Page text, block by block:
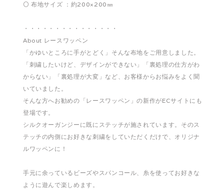
⚪️ 布地サイズ ：約200×200㎜
・・・・・・・・・・・・・・・
About レースワッペン
「かゆいところに手がとどく」そんな布地をご用意しました。
「刺繍したいけど、デザインができない」「裏処理の仕方がわ
からない」「裏処理が大変」など、お客様からお悩みをよく聞
いていました。
そんな方へお勧めの「レースワッペン」の新作がECサイトにも
登場です。
シルクオーガンジーに既にステッチが施されています。そのス
テッチの内側にお好きな刺繍をしていただくだけで、オリジナ
ルワッペンに！
手元に余っているビーズやスパンコール、糸を使ってお好きな
ように遊んで楽しめます。